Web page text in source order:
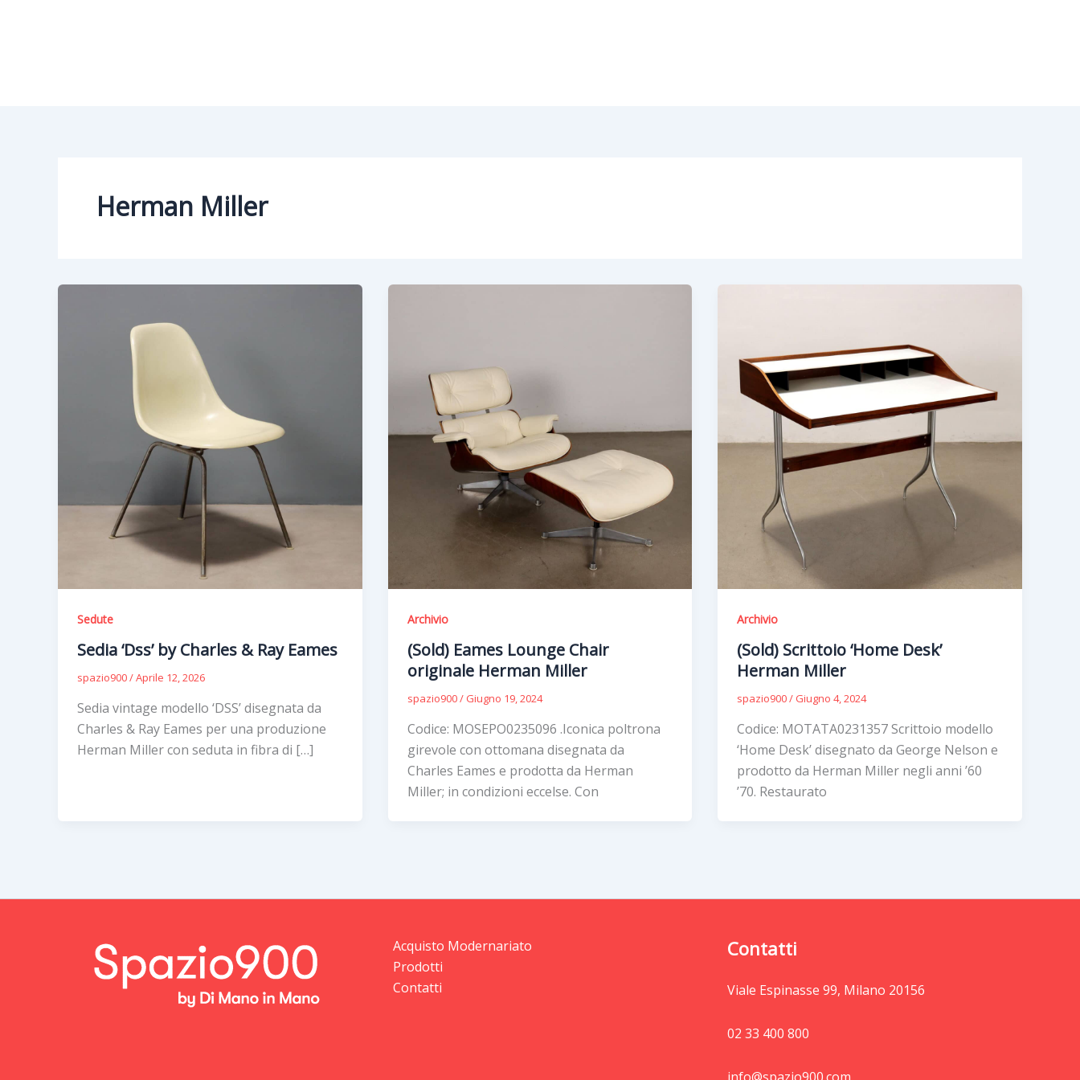
Herman Miller
Sedute
Sedia ‘Dss’ by Charles & Ray Eames
spazio900/Aprile 12, 2026
Sedia vintage modello ‘DSS’ disegnata da
Charles & Ray Eames per una produzione
Herman Miller con seduta in fibra di […]
Archivio
(Sold) Eames Lounge Chair
originale Herman Miller
spazio900/ Giugno 19, 2024
Codice: MOSEPO0235096 .Iconica poltrona
girevole con ottomana disegnata da
Charles Eames e prodotta da Herman
Miller; in condizioni eccelse. Con
Archivio
(Sold) Scrittoio ‘Home Desk’
Herman Miller
spazio900/ Giugno 4, 2024
Codice: MOTATA0231357 Scrittoio modello
‘Home Desk’ disegnato da George Nelson e
prodotto da Herman Miller negli anni ’60
’70. Restaurato
Acquisto Modernariato
Prodotti
Contatti
Contatti
Viale Espinasse 99, Milano 20156
02 33 400 800